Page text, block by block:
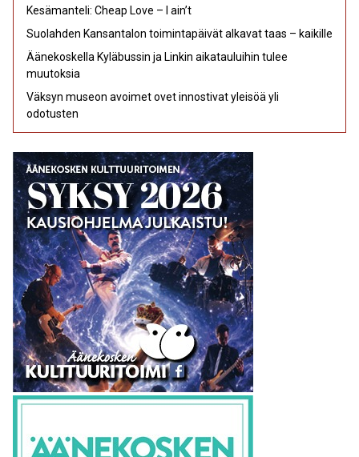
Kesämanteli: Cheap Love – I ain’t
Suolahden Kansantalon toimintapäivät alkavat taas – kaikille
Äänekoskella Kyläbussin ja Linkin aikatauluihin tulee
muutoksia
Väksyn museon avoimet ovet innostivat yleisöä yli
odotusten